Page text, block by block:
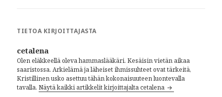
TIETOA KIRJOITTAJASTA
cetalena
Olen eläkkeellä oleva hammaslääkäri. Kesäisin vietän aikaa
saaristossa. Arkielämä ja läheiset ihmissuhteet ovat tärkeitä,
Kristillinen usko asettuu tähän kokonaisuuteen luontevalla
tavalla.Näytä kaikki artikkelit kirjoittajalta cetalena